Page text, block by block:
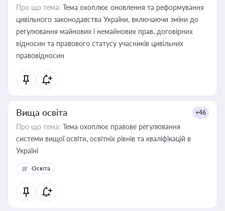
Про що тема: Тема охоплює оновлення та реформування
цивільного законодавства України, включаючи зміни до
регулювання майнових і немайнових прав, договірних
відносин та правового статусу учасників цивільних
правовідносин
Вища освіта +46
Про що тема: Тема охоплює правове регулювання
системи вищої освіти, освітніх рівнів та кваліфікацій в
Україні
Освіта